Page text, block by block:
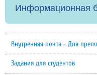
Информационная
Внутренняя почта - Для
Задания для студентов